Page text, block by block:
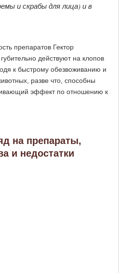
и скрабы для лица) и в
препаратов Гектор
действуют на клопов
к быстрому обезвоживанию и
разве что, способны
эффект по отношению к
на препараты,
и недостатки